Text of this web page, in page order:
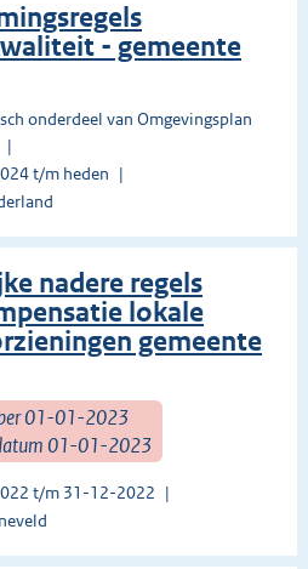
- gemeente
onderdeel van Omgevingsplan
t/m heden
nadere regels
lokale
gemeente
01-01-2023
01-01-2023
t/m 31-12-2022